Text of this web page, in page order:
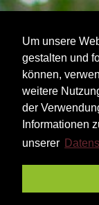
Um unsere
gestalten und
können,
weitere
der
Informationen
unserer